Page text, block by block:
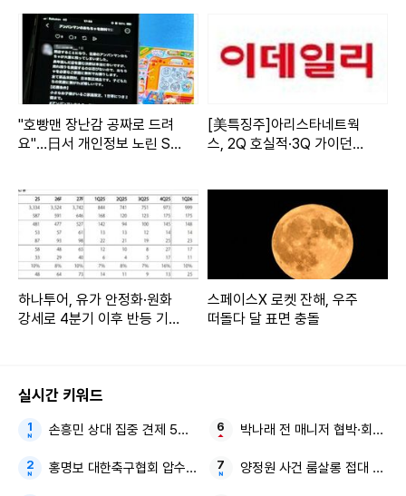
"호빵맨 장난감 공짜로 드려
요"…日서 개인정보 노린 SN
[美특징주]아리스타네트웍
스, 2Q 호실적·3Q 가이던스
하나투어, 유가 안정화·원화
강세로 4분기 이후 반등 기
스페이스X 로켓 잔해, 우주
떠돌다 달 표면 충돌
실시간 키워드
손흥민 상대 집중 견제 5경기 연속골 불발
홍명보 대한축구협회 압수수색
박나래 전 매니저 협박·회삿돈
양정원 사건 룸살롱 접대 전 강